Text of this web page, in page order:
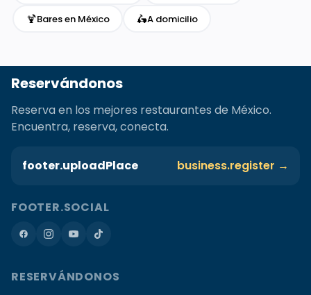
🍹Bares en México 🛵A domicilio
Reservándonos
Reserva en los mejores restaurantes de México.
Encuentra, reserva, conecta.
footer.uploadPlace business.register →
FOOTER.SOCIAL
RESERVÁNDONOS